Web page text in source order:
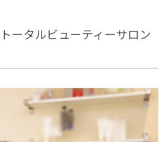
ータルビューティーサロン